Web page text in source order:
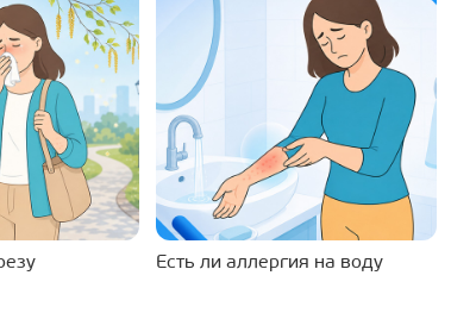
Есть ли аллергия на воду